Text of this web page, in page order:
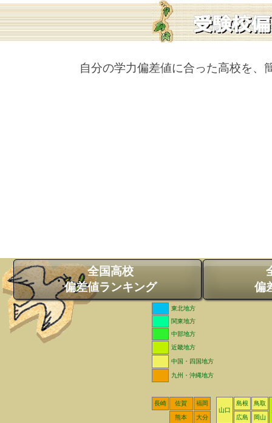
自分の学力偏差値に合った高校を、
全国高校
偏差値ランキング
偏
東北地方
関東地方
中部地方
近畿地方
中国・四国地方
九州・沖縄地方
長崎 佐賀
福岡
山口
島根
鳥取
熊本
大分 広島 岡山